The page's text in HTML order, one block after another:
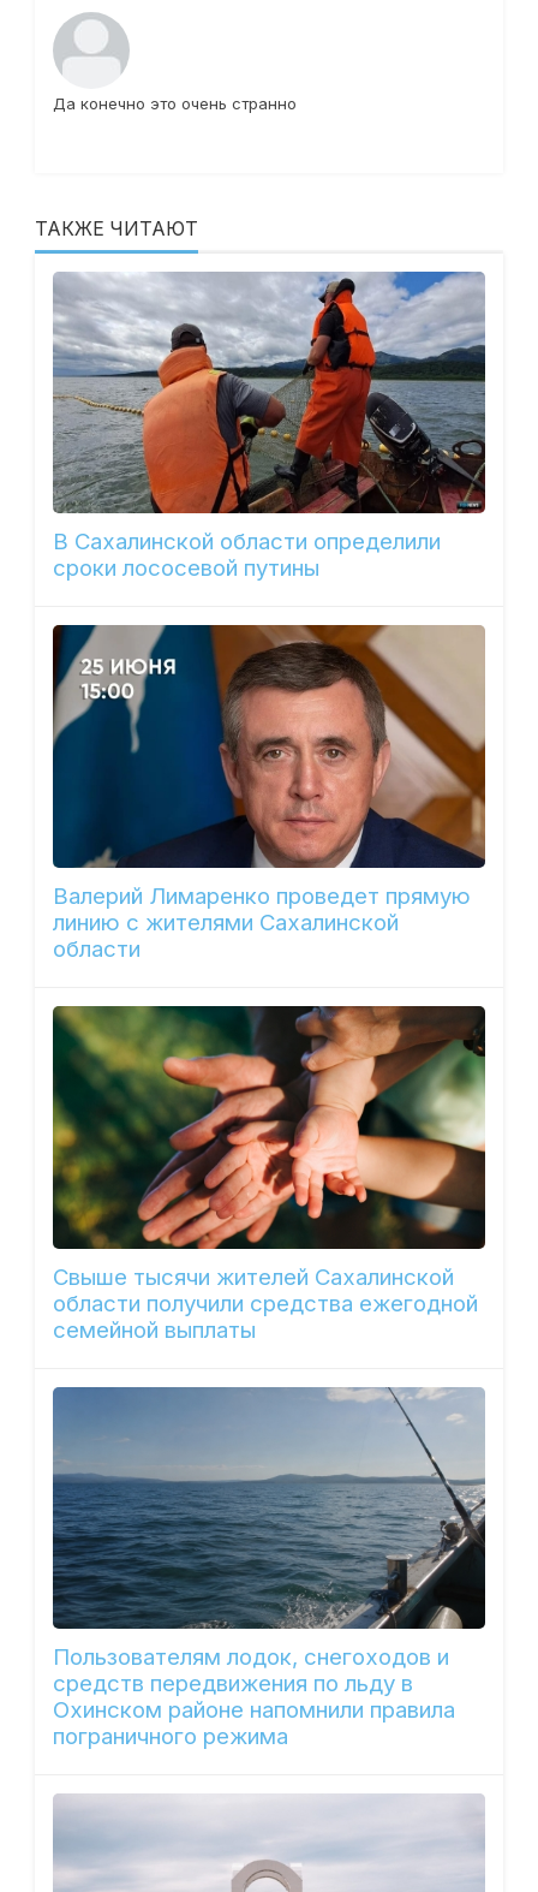
Да конечно это очень странно
ТАКЖЕ ЧИТАЮТ
В Сахалинской области определили
сроки лососевой путины
Валерий Лимаренко проведет прямую
линию с жителями Сахалинской
области
Свыше тысячи жителей Сахалинской
области получили средства ежегодной
семейной выплаты
Пользователям лодок, снегоходов и
средств передвижения по льду в
Охинском районе напомнили правила
пограничного режима